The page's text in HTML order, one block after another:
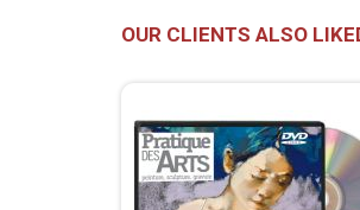
OUR CLIENTS ALSO